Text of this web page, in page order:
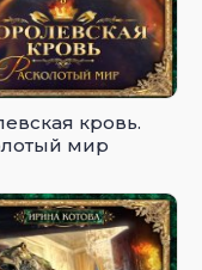
кровь.
мир